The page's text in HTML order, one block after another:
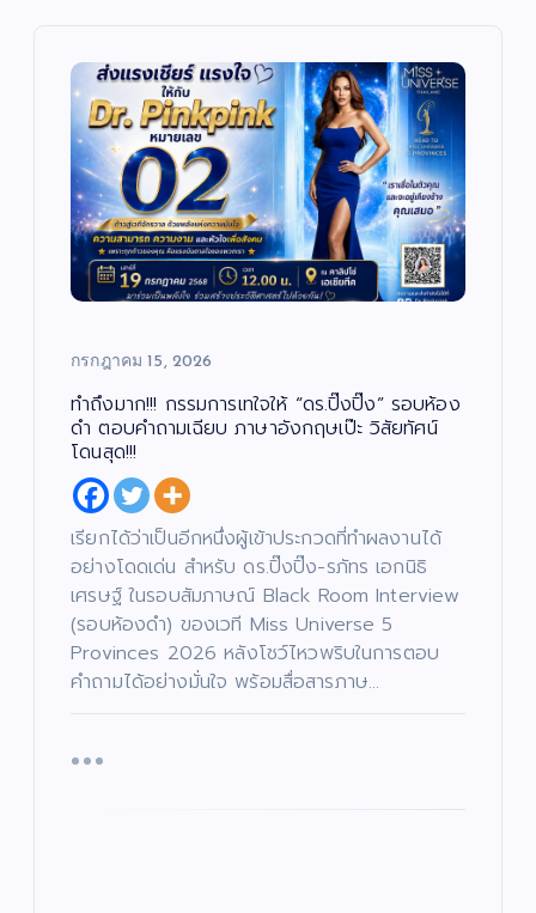
กรกฎาคม 15, 2026
ทำถึงมาก!!! กรรมการเทใจให้ “ดร.ปิ๊งปิ๊ง” รอบห้อง
ดำ ตอบคำถามเฉียบ ภาษาอังกฤษเป๊ะ วิสัยทัศน์
โดนสุด!!!
เรียกได้ว่าเป็นอีกหนึ่งผู้เข้าประกวดที่ทำผลงานได้
อย่างโดดเด่น สำหรับ ดร.ปิ๊งปิ๊ง-รภัทร เอกนิธิ
เศรษฐ์ ในรอบสัมภาษณ์ Black Room Interview
(รอบห้องดำ) ของเวที Miss Universe 5
Provinces 2026 หลังโชว์ไหวพริบในการตอบ
คำถามได้อย่างมั่นใจ พร้อมสื่อสารภาษ…